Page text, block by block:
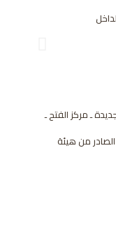
ـ مركز الفتح ـ
الصادر من هيئة